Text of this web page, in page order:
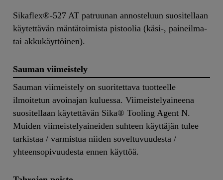
Sikaflex®-527 AT patruunan annosteluun suositellaan
käytettävän mäntätoimista pistoolia (käsi-, paineilma-
tai akkukäyttöinen).
Sauman viimeistely
Sauman viimeistely on suoritettava tuotteelle
ilmoitetun avoinajan kuluessa. Viimeistelyaineena
suositellaan käytettävän Sika® Tooling Agent N.
Muiden viimeistelyaineiden suhteen käyttäjän tulee
tarkistaa / varmistua niiden soveltuvuudesta /
yhteensopivuudesta ennen käyttöä.